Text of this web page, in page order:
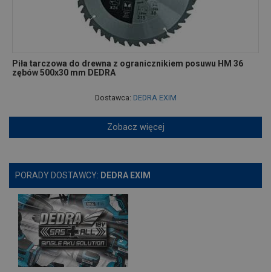
Piła tarczowa do drewna z ogranicznikiem posuwu HM 36
zębów 500x30 mm DEDRA
Dostawca: DEDRA EXIM
Zobacz więcej
PORADY DOSTAWCY: DEDRA EXIM